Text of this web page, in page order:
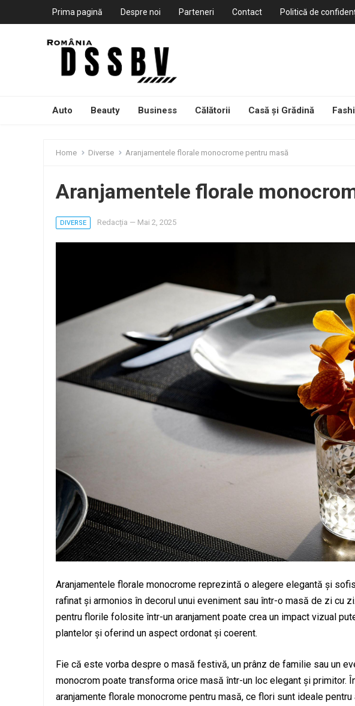
Prima pagină Despre noi Parteneri Contact Politică de
Auto Beauty Business Călătorii Casă și Grădină
Home Diverse Aranjamentele florale monocrome pentru masă
Aranjamentele florale
DIVERSE Redacția — Mai 2, 2025
Aranjamentele florale monocrome reprezintă o alegere elegantă și
rafinat și armonios în decorul unui eveniment sau într-o masă de zi cu
pentru florile folosite într-un aranjament poate crea un impact vizual
plantelor și oferind un aspect ordonat și coerent.
Fie că este vorba despre o masă festivă, un prânz de familie sau un
monocrom poate transforma orice masă într-un loc elegant și primitor.
aranjamente florale monocrome pentru masă, ce flori sunt ideale